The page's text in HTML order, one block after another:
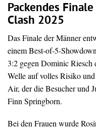
Packendes
Clash 2025
Das Finale der Männer
einem Best-of-5-
3:2 gegen Dominic Riesch
Welle auf volles Risiko
Air, der die Besucher und
Finn Springborn.
Bei den Frauen wurde